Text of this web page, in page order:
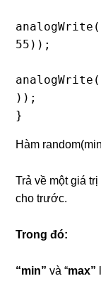
55));
));
}
Hàm
Trả về một giá
cho trước.
Trong đó:
“min”và “max”